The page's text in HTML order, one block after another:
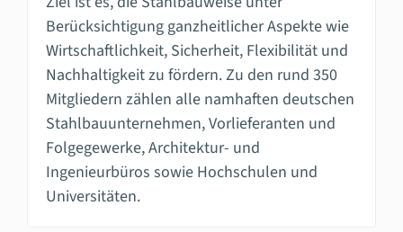
Berücksichtigung ganzheitlicher Aspekte wie
Wirtschaftlichkeit, Sicherheit, Flexibilität und
Nachhaltigkeit zu fördern. Zu den rund 350
Mitgliedern zählen alle namhaften deutschen
Stahlbauunternehmen, Vorlieferanten und
Folgegewerke, Architektur- und
Ingenieurbüros sowie Hochschulen und
Universitäten.